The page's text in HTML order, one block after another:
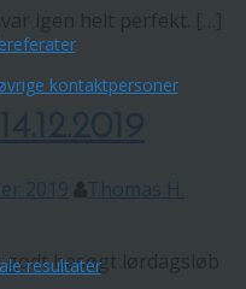
kontaktpersoner
resultater
igen helt perfekt. […]
2019
besøgt lørdagsløb